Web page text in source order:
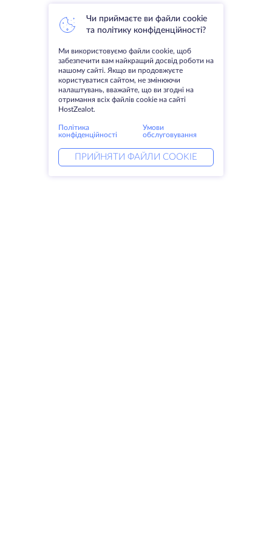
Чи приймаєте ви файли cookie
та політику конфіденційності?
Ми використовуємо файли cookie, щоб
забезпечити вам найкращий досвід роботи на
нашому сайті. Якщо ви продовжуєте
користуватися сайтом, не змінюючи
налаштувань, вважайте, що ви згодні на
отримання всіх файлів cookie на сайті
HostZealot.
Політика
конфіденційності
Умови
обслуговування
ПРИЙНЯТИ ФАЙЛИ COOKIE